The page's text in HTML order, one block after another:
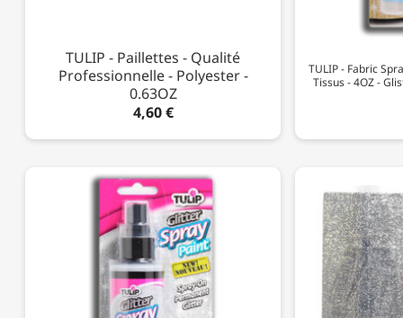
TULIP - Paillettes - Qualité
Professionnelle - Polyester -
0.63OZ
4,60 €
TULIP - Fabric
Tissus - 4OZ -